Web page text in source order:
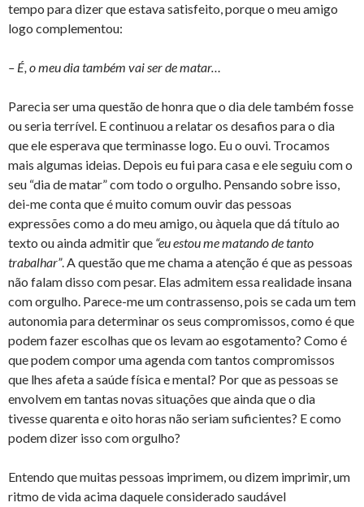
tempo para dizer que estava satisfeito, porque o meu amigo
logo complementou:
– É, o meu dia também vai ser de matar…
Parecia ser uma questão de honra que o dia dele também fosse
ou seria terrível. E continuou a relatar os desafios para o dia
que ele esperava que terminasse logo. Eu o ouvi. Trocamos
mais algumas ideias. Depois eu fui para casa e ele seguiu com o
seu “dia de matar” com todo o orgulho. Pensando sobre isso,
dei-me conta que é muito comum ouvir das pessoas
expressões como a do meu amigo, ou àquela que dá título ao
texto ou ainda admitir que “eu estou me matando de tanto
trabalhar”. A questão que me chama a atenção é que as pessoas
não falam disso com pesar. Elas admitem essa realidade insana
com orgulho. Parece-me um contrassenso, pois se cada um tem
autonomia para determinar os seus compromissos, como é que
podem fazer escolhas que os levam ao esgotamento? Como é
que podem compor uma agenda com tantos compromissos
que lhes afeta a saúde física e mental? Por que as pessoas se
envolvem em tantas novas situações que ainda que o dia
tivesse quarenta e oito horas não seriam suficientes? E como
podem dizer isso com orgulho?
Entendo que muitas pessoas imprimem, ou dizem imprimir, um
ritmo de vida acima daquele considerado saudável